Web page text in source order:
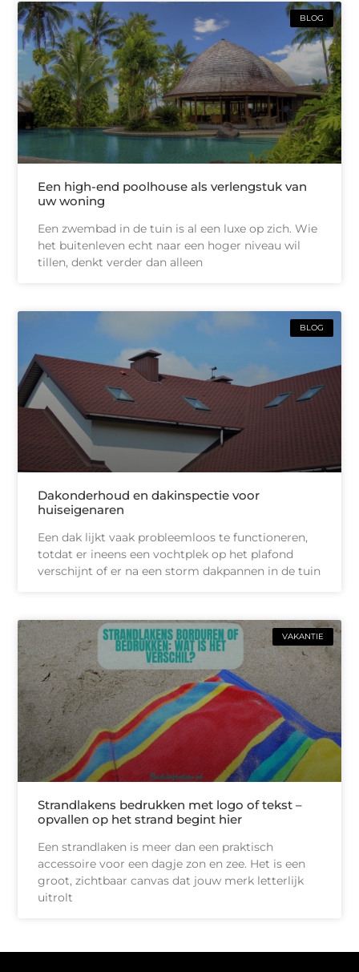
BLOG
Een high-end poolhouse als verlengstuk van
uw woning
Een zwembad in de tuin is al een luxe op zich. Wie
het buitenleven echt naar een hoger niveau wil
tillen, denkt verder dan alleen
BLOG
Dakonderhoud en dakinspectie voor
huiseigenaren
Een dak lijkt vaak probleemloos te functioneren,
totdat er ineens een vochtplek op het plafond
verschijnt of er na een storm dakpannen in de tuin
VAKANTIE
Strandlakens bedrukken met logo of tekst –
opvallen op het strand begint hier
Een strandlaken is meer dan een praktisch
accessoire voor een dagje zon en zee. Het is een
groot, zichtbaar canvas dat jouw merk letterlijk
uitrolt